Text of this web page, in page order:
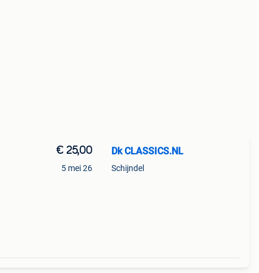
€ 25,00
5 mei 26
Dk CLASSICS.NL
Schijndel